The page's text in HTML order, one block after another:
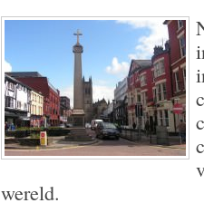
wereld.